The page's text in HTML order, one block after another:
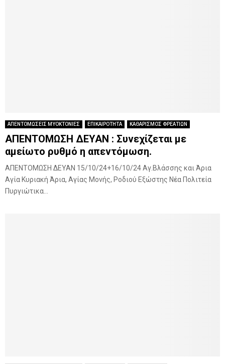
ΑΠΕΝΤΟΜΩΣΕΙΣ ΜΥΟΚΤΟΝΙΕΣ ΕΠΙΚΑΙΡΟΤΗΤΑ ΚΑΘΑΡΙΣΜΟΣ ΦΡΕΑΤΙΩΝ
ΑΠΕΝΤΟΜΩΣΗ ΔΕΥΑΝ : Συνεχίζεται με
αμείωτο ρυθμό η απεντόμωση.
ΑΠΕΝΤΟΜΩΣΗ ΔΕΥΑΝ 15/10/24+16/10/24 Αγ.Βλάσσης και Άρια
Αγία Κυριακή Άρια, Αγίας Μονής, Ροδιού Εξώστης Νέα Πολιτεία
Πυργιώτικα...